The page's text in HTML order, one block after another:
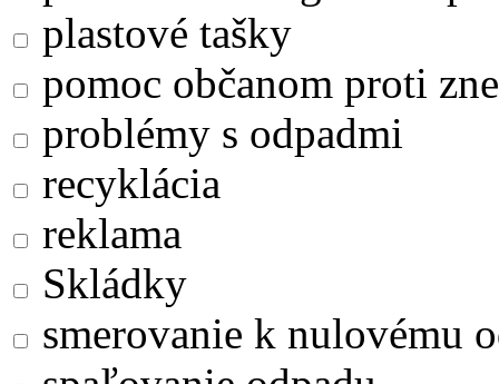
plastové tašky
pomoc občanom proti
problémy s odpadmi
recyklácia
reklama
Skládky
smerovanie k nulovému